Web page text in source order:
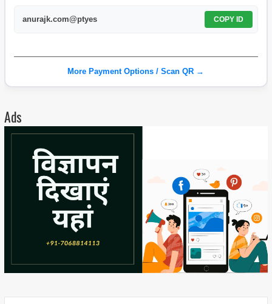
anurajk.com@ptyes COPY ID
More Payment Options / Scan QR →
Ads